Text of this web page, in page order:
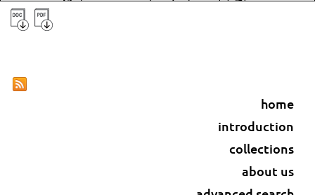
པ་ཉེར་ཞི་ཞི་བསྟན་པ། ། རྫོགས་པའི་
ཅིང་། ། བླ་མེད་ཐེག་པ་རྒྱས་མཛད་པ། ། ཀླུ་
སྒྲུབ་སྨྲ་བའི་སེང་གེ་རྒྱལ། ། ལེགས་བཤད་
ཟླ་བའི་འོད་ཟེར་གྱིས། ། ཀླུ་སྒྲུབ་བཞེད་
home
introduction
collections
about us